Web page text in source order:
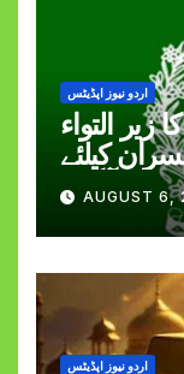
اردو نیوز اپڈیٹس
التواء
کیلئے
خبر آ گئی
AUGUST
اردو نیوز اپڈیٹس